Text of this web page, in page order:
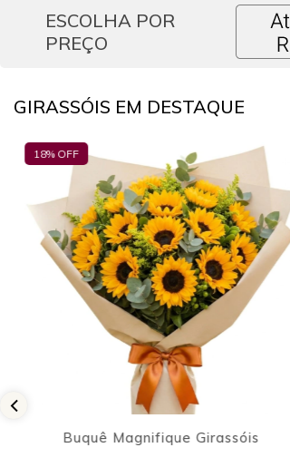
ESCOLHA POR
PREÇO
GIRASSÓIS EM DESTAQUE
24% OFF
Buquê 6 Rosas cor de rosa e 6